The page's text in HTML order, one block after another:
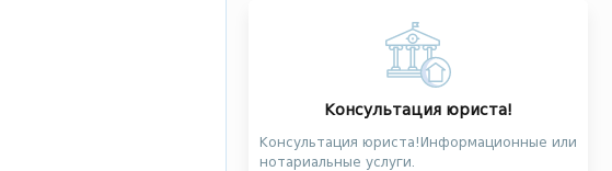
Консультация юриста!
Консультация юриста!Информационные или
нотариальные услуги.